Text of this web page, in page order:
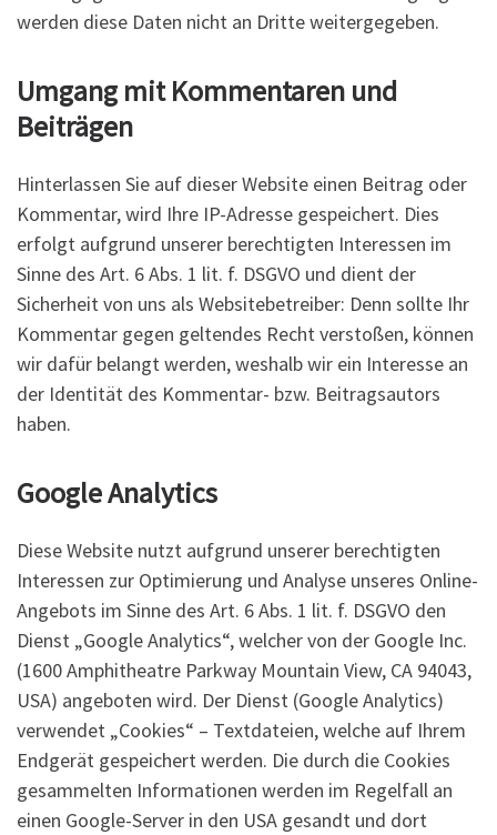
werden diese Daten nicht an Dritte weitergegeben.
Umgang mit Kommentaren und
Beiträgen
Hinterlassen Sie auf dieser Website einen Beitrag oder
Kommentar, wird Ihre IP-Adresse gespeichert. Dies
erfolgt aufgrund unserer berechtigten Interessen im
Sinne des Art. 6 Abs. 1 lit. f. DSGVO und dient der
Sicherheit von uns als Websitebetreiber: Denn sollte Ihr
Kommentar gegen geltendes Recht verstoßen, können
wir dafür belangt werden, weshalb wir ein Interesse an
der Identität des Kommentar- bzw. Beitragsautors
haben.
Google Analytics
Diese Website nutzt aufgrund unserer berechtigten
Interessen zur Optimierung und Analyse unseres Online-
Angebots im Sinne des Art. 6 Abs. 1 lit. f. DSGVO den
Dienst „Google Analytics“, welcher von der Google Inc.
(1600 Amphitheatre Parkway Mountain View, CA 94043,
USA) angeboten wird. Der Dienst (Google Analytics)
verwendet „Cookies“ – Textdateien, welche auf Ihrem
Endgerät gespeichert werden. Die durch die Cookies
gesammelten Informationen werden im Regelfall an
einen Google-Server in den USA gesandt und dort